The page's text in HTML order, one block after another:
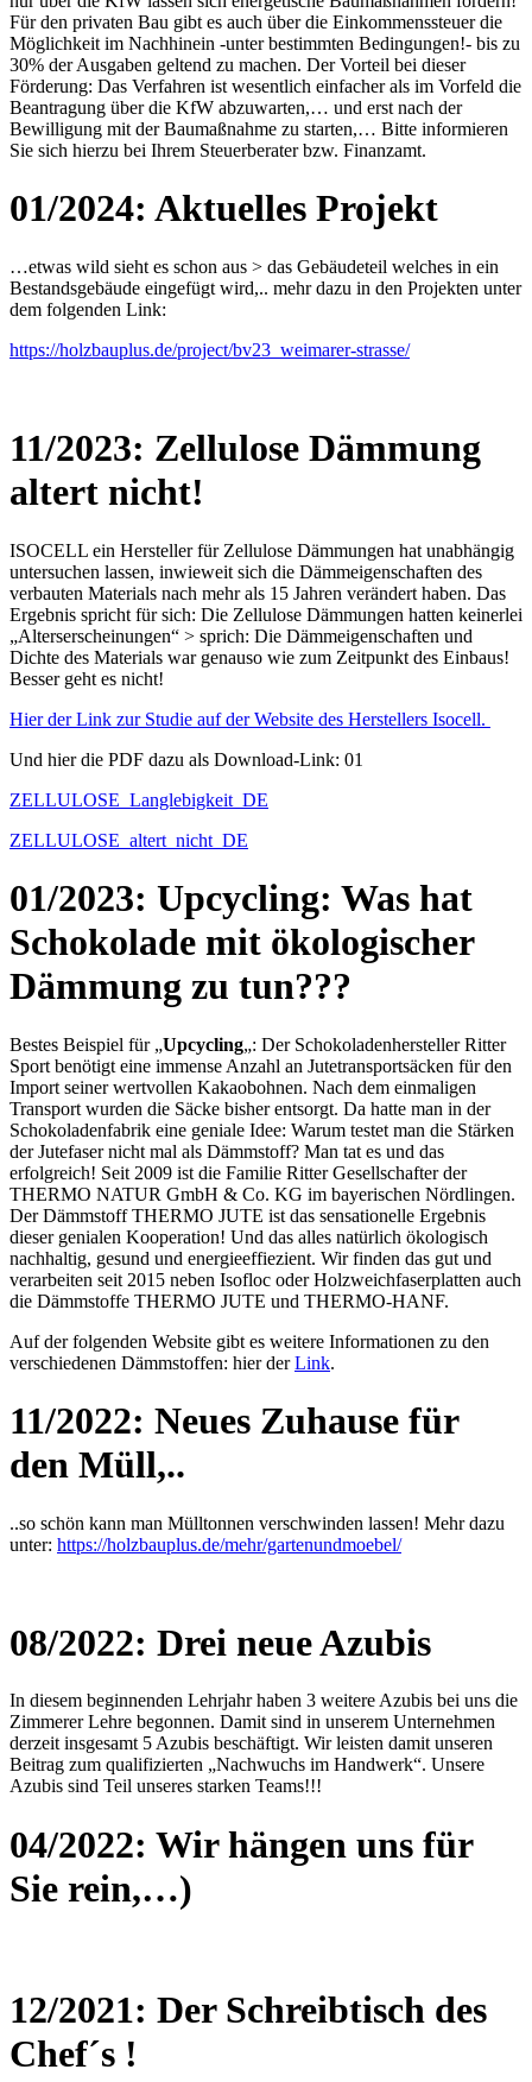
Für den privaten Bau gibt es auch über die Einkommenssteuer die
Möglichkeit im Nachhinein -unter bestimmten Bedingungen!- bis zu
30% der Ausgaben geltend zu machen. Der Vorteil bei dieser
Förderung: Das Verfahren ist wesentlich einfacher als im Vorfeld die
Beantragung über die KfW abzuwarten,… und erst nach der
Bewilligung mit der Baumaßnahme zu starten,… Bitte informieren
Sie sich hierzu bei Ihrem Steuerberater bzw. Finanzamt.
01/2024: Aktuelles Projekt
…etwas wild sieht es schon aus > das Gebäudeteil welches in ein
Bestandsgebäude eingefügt wird,.. mehr dazu in den Projekten unter
dem folgenden Link:
https://holzbauplus.de/project/bv23_weimarer-strasse/
11/2023: Zellulose Dämmung
altert nicht!
ISOCELL ein Hersteller für Zellulose Dämmungen hat unabhängig
untersuchen lassen, inwieweit sich die Dämmeigenschaften des
verbauten Materials nach mehr als 15 Jahren verändert haben. Das
Ergebnis spricht für sich: Die Zellulose Dämmungen hatten keinerlei
„Alterserscheinungen“ > sprich: Die Dämmeigenschaften und
Dichte des Materials war genauso wie zum Zeitpunkt des Einbaus!
Besser geht es nicht!
Hier der Link zur Studie auf der Website des Herstellers Isocell.
Und hier die PDF dazu als Download-Link: 01
ZELLULOSE_Langlebigkeit_DE
ZELLULOSE_altert_nicht_DE
01/2023: Upcycling: Was hat
Schokolade mit ökologischer
Dämmung zu tun???
Bestes Beispiel für „Upcycling„: Der Schokoladenhersteller Ritter
Sport benötigt eine immense Anzahl an Jutetransportsäcken für den
Import seiner wertvollen Kakaobohnen. Nach dem einmaligen
Transport wurden die Säcke bisher entsorgt. Da hatte man in der
Schokoladenfabrik eine geniale Idee: Warum testet man die Stärken
der Jutefaser nicht mal als Dämmstoff? Man tat es und das
erfolgreich! Seit 2009 ist die Familie Ritter Gesellschafter der
THERMO NATUR GmbH & Co. KG im bayerischen Nördlingen.
Der Dämmstoff THERMO JUTE ist das sensationelle Ergebnis
dieser genialen Kooperation! Und das alles natürlich ökologisch
nachhaltig, gesund und energieeffiezient. Wir finden das gut und
verarbeiten seit 2015 neben Isofloc oder Holzweichfaserplatten auch
die Dämmstoffe THERMO JUTE und THERMO-HANF.
Auf der folgenden Website gibt es weitere Informationen zu den
verschiedenen Dämmstoffen: hier derLink.
11/2022: Neues Zuhause für
den Müll,..
..so schön kann man Mülltonnen verschwinden lassen! Mehr dazu
unter: https://holzbauplus.de/mehr/gartenundmoebel/
08/2022: Drei neue Azubis
In diesem beginnenden Lehrjahr haben 3 weitere Azubis bei uns die
Zimmerer Lehre begonnen. Damit sind in unserem Unternehmen
derzeit insgesamt 5 Azubis beschäftigt. Wir leisten damit unseren
Beitrag zum qualifizierten „Nachwuchs im Handwerk“. Unsere
Azubis sind Teil unseres starken Teams!!!
04/2022: Wir hängen uns für
Sie rein,…)
12/2021: Der Schreibtisch des
Chef´s !